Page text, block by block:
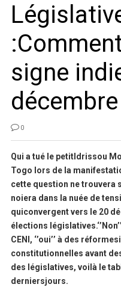
signe
décembre
0
Qui a tué le petitIdrissou
Togo lors de la
cette question ne trouvera
noiera dans la nuée de
quiconvergent vers le 20
élections
CENI, ‘’oui’’ à des
constitutionnelles avant
des législatives, voilà le
derniersjours.